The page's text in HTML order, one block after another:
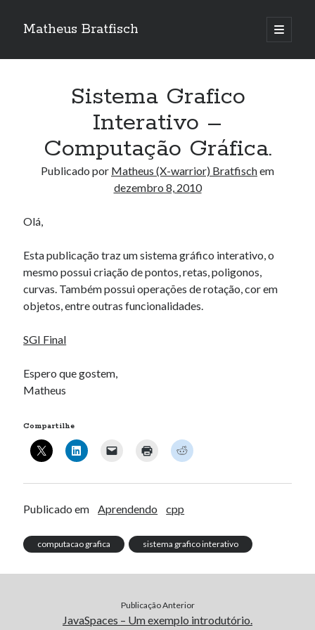
Matheus Bratfisch
abrir
o
Barra
dezembro 2010
T Q Q S S D
3 4 5
20 21 22 23 24 25 26
27 28 29 30 31
« out mar »
Ubuntu 12.04 – Configurando Samba (3.6.3)
Projetos – Git Hub
Programando atmega8u2 no Arduino Uno utilizando USB Asp
Usando USB ASP como não root
'mb_comments' is marked as crashed and should be
repaired]
SELECT COUNT(*) FROM mb_comments JOIN mb_posts
comment_post_ID = 1459 AND comment_parent = 0
AND ( mb_comments.comment_date_gmt < '2026-08-
Sistema Grafico
Interativo –
Computação Gráfica.
Publicado por Matheus (X-warrior) Bratfischem
dezembro 8, 2010
Olá,
Esta publicação traz um sistema gráfico interativo, o
mesmo possui criação de pontos, retas, poligonos,
curvas. Também possui operações de rotação, cor em
objetos, entre outras funcionalidades.
SGI Final
Espero que gostem,
Matheus
Compartilhe
Publicado em Aprendendo cpp
computacao grafica sistema grafico interativo
Publicação Anterior
JavaSpaces – Um exemplo introdutório.